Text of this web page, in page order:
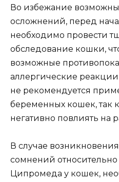
Во избежание
осложнений, перед
необходимо провести
обследование кошки,
возможные
аллергические
не рекомендуется
беременных кошек, так
негативно повлиять на
В случае
сомнений
Ципромеда у кошек,